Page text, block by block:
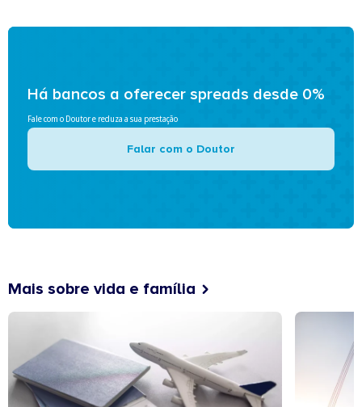
Há bancos a oferecer spreads desde 0%
Fale com o Doutor e reduza a sua prestação
Falar com o Doutor
Mais sobre vida e família